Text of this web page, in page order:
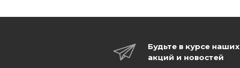
Будьте в курсе наших
акций и новостей